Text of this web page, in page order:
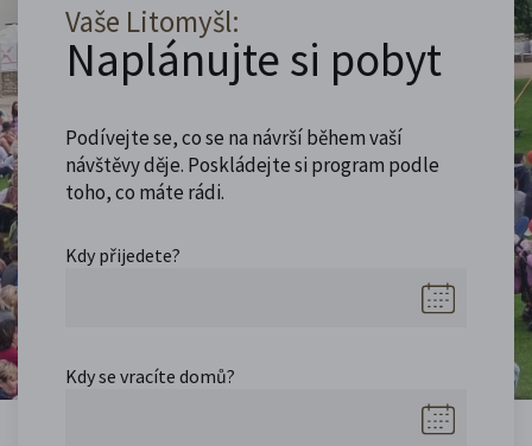
Vaše Litomyšl:
Naplánujte si pobyt
Podívejte se, co se na návrší během vaší
návštěvy děje. Poskládejte si program podle
toho, co máte rádi.
Kdy přijedete?
Kdy se vracíte domů?